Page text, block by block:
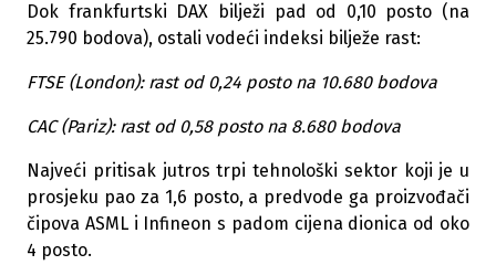
Dok frankfurtski DAX bilježi pad od 0,10 posto (na
25.790 bodova), ostali vodeći indeksi bilježe rast:
FTSE (London): rast od 0,24 posto na 10.680 bodova
CAC (Pariz): rast od 0,58 posto na 8.680 bodova
Najveći pritisak jutros trpi tehnološki sektor koji je u
prosjeku pao za 1,6 posto, a predvode ga proizvođači
čipova ASML i Infineon s padom cijena dionica od oko
4 posto.